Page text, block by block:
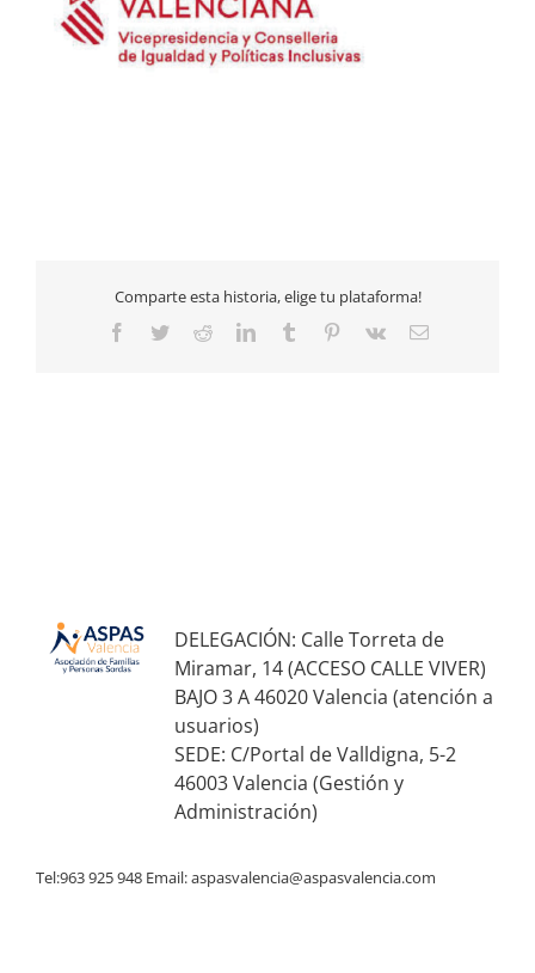
Comparte esta historia, elige tu plataforma!
Facebook
TwitterRedditLinkedInTumblr Pinterest
Vk Email
DELEGACIÓN: Calle Torreta de
Miramar, 14 (ACCESO CALLE VIVER)
BAJO 3 A 46020 Valencia (atención a
usuarios)
SEDE: C/Portal de Valldigna, 5-2
46003 Valencia (Gestión y
Administración)
Tel:963 925 948 Email:aspasvalencia@aspasvalencia.com